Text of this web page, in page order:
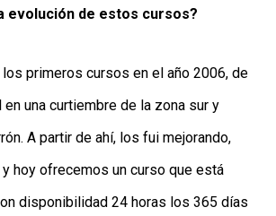
evolución de estos cursos?
primeros cursos en el año 2006, de
una curtiembre de la zona sur y
A partir de ahí, los fui mejorando,
hoy ofrecemos un curso que está
disponibilidad 24 horas los 365 días